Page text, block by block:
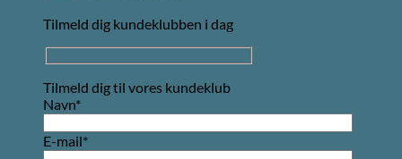
Tilmeld dig kundeklubben i dag
Tilmeld dig til vores kundeklub
Navn*
E-mail*